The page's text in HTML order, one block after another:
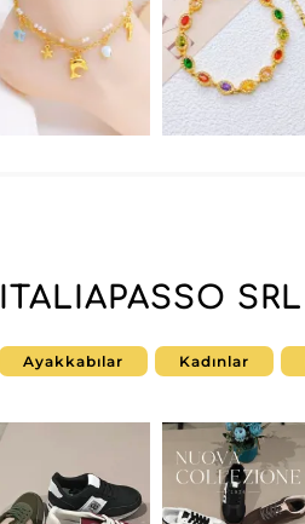
ITALIAPASSO SRL
Ayakkabılar Kadınlar